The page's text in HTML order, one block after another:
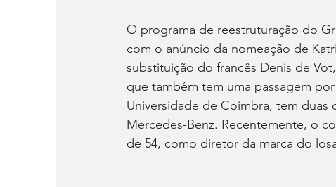
O programa de reestruturação do
com o anúncio da nomeação de
substituição do francês Denis de
que também tem uma passagem
Universidade de Coimbra, tem duas
Mercedes-Benz. Recentemente, o
de 54, como diretor da marca do